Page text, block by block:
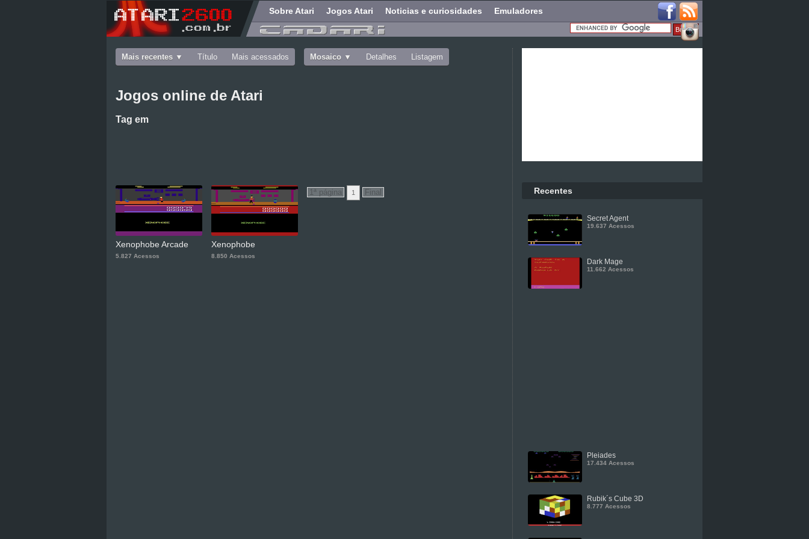
Sobre Atari Jogos Atari Noticias e curiosidades Emuladores
Mais recentes Título Mais acessados Mosaico Detalhes Listagem
Jogos online de Atari
Tag em
Xenophobe Arcade
5.827 Acessos
Xenophobe
8.850 Acessos
1 Recentes
Secret Agent
19.637 Acessos
Dark Mage
11.662 Acessos
Pleiades
17.434 Acessos
Rubik´s Cube 3D
8.777 Acessos